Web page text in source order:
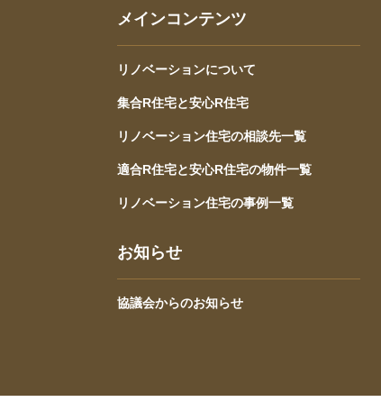
メインコンテンツ
リノベーションについて
集合R住宅と安心R住宅
リノベーション住宅の相談先一覧
適合R住宅と安心R住宅の物件一覧
リノベーション住宅の事例一覧
お知らせ
協議会からのお知らせ